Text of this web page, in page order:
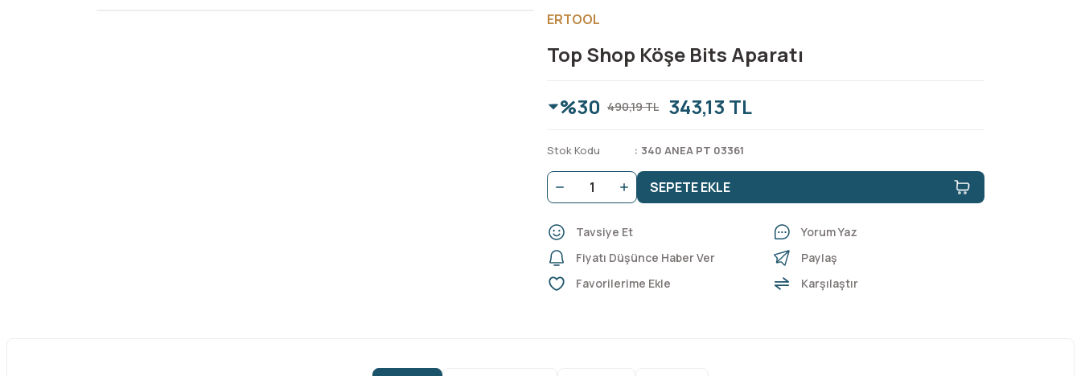
ERTOOL
Top Shop Köşe Bits Aparatı
%30 490,19 TL 343,13 TL
Stok Kodu 340 ANEA PT 03361
SEPETE EKLE
Tavsiye Et
Yorum Yaz
Fiyatı Düşünce Haber Ver
Paylaş
Karşılaştır